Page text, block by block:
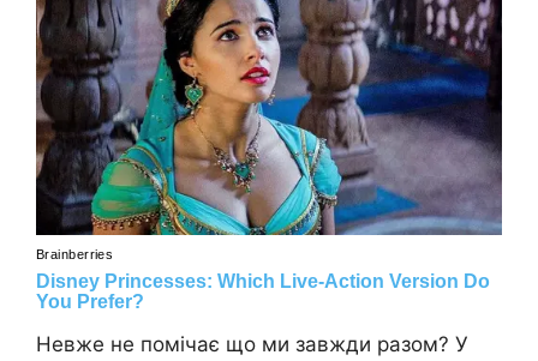
Невже не помічає що ми завжди разом? У